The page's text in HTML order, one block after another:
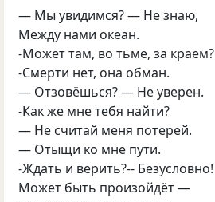
— Мы увидимся? — Не знаю,
Между нами океан.
-Может там, во тьме, за краем?
-Смерти нет, она обман.
— Отзовёшься? — Не уверен.
-Как же мне тебя найти?
— Не считай меня потерей.
— Отыщи ко мне пути.
-Ждать и верить?-- Безусловно!
Может быть произойдёт —